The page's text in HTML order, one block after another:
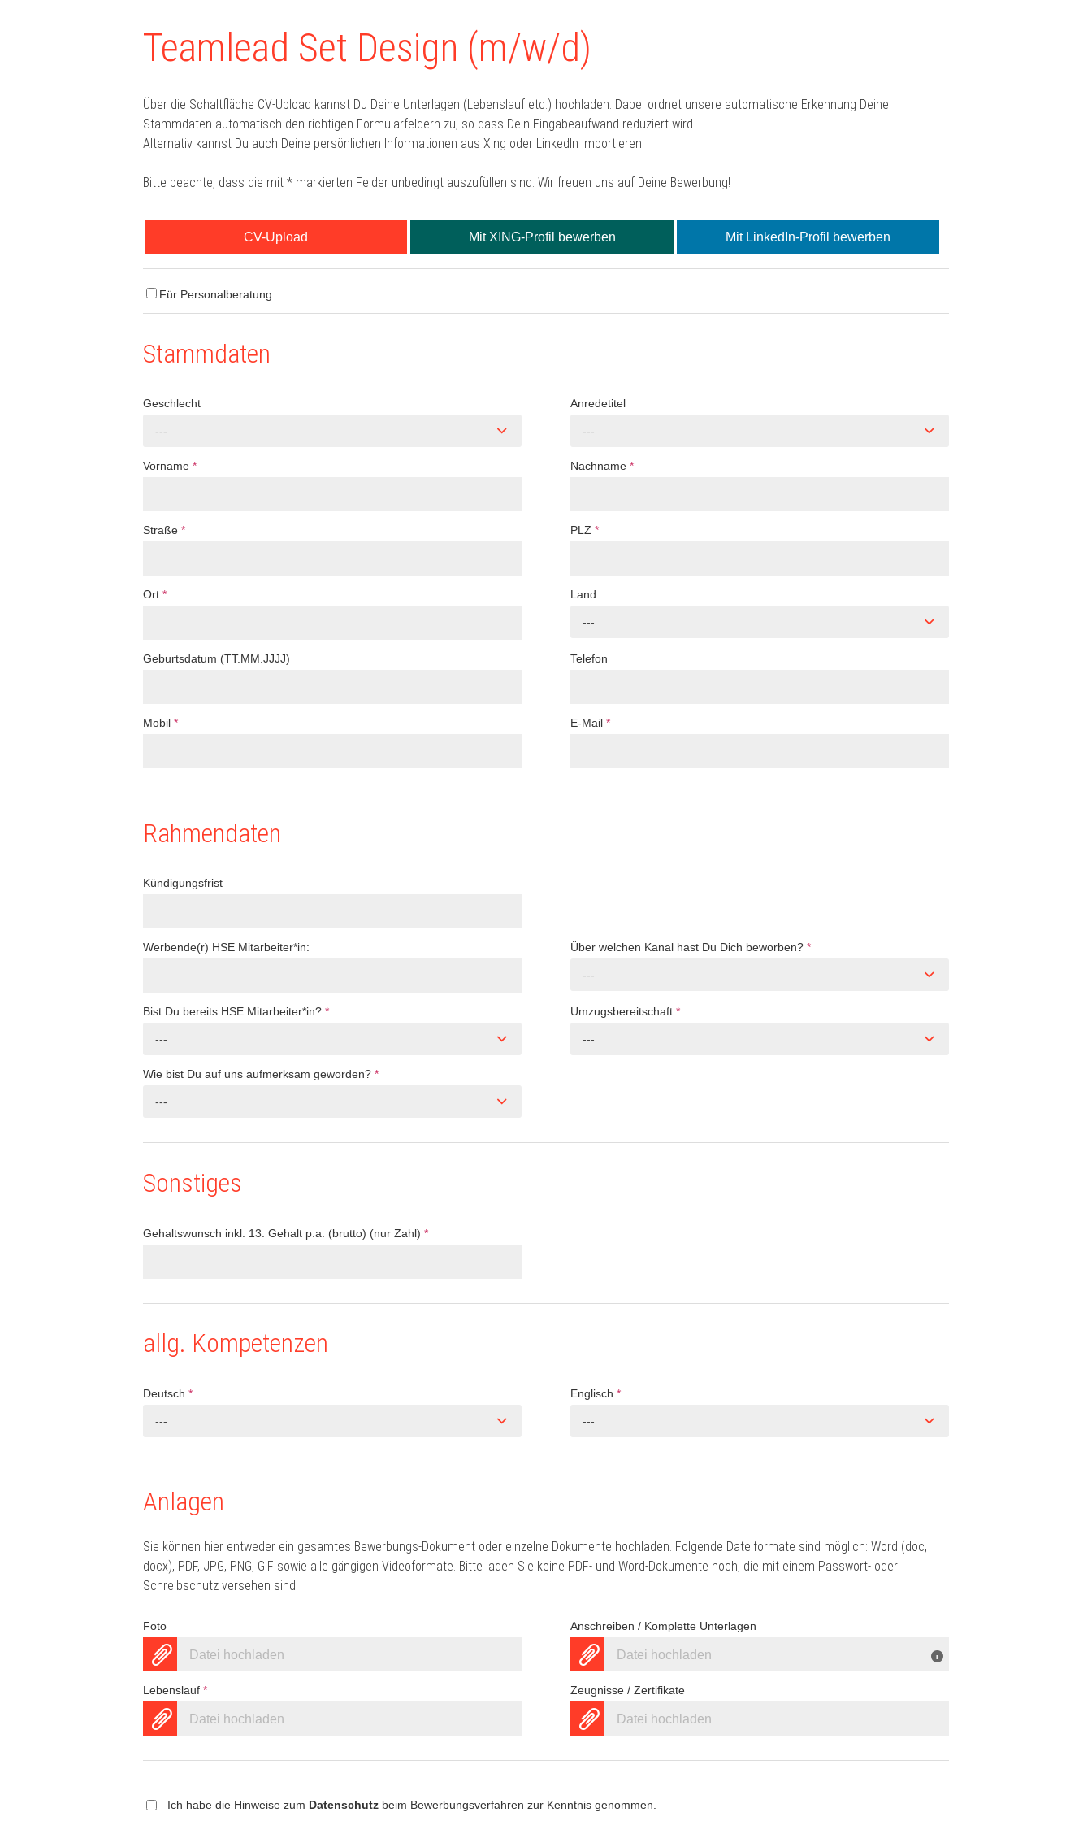
Teamlead Set Design (m/w/d)
Über die Schaltfläche CV-Upload kannst Du Deine Unterlagen (Lebenslauf etc.) hochladen. Dabei ordnet unsere automatische Erkennung Deine
Stammdaten automatisch den richtigen Formularfeldern zu, so dass Dein Eingabeaufwand reduziert wird.
Alternativ kannst Du auch Deine persönlichen Informationen aus Xing oder LinkedIn importieren.
Bitte beachte, dass die mit * markierten Felder unbedingt auszufüllen sind. Wir freuen uns auf Deine Bewerbung!
CV-Upload Mit XING-Profil bewerben Mit LinkedIn-Profil bewerben
Für Personalberatung
Stammdaten
Geschlecht
---
Anredetitel
---
Vorname * Nachname *
Straße * PLZ *
Ort * Land
---
Geburtsdatum (TT.MM.JJJJ) Telefon
Mobil * E-Mail *
Rahmendaten
Kündigungsfrist
Werbende(r) HSE Mitarbeiter*in: Über welchen Kanal hast Du Dich beworben? *
---
Bist Du bereits HSE Mitarbeiter*in? *
---
Umzugsbereitschaft *
---
Wie bist Du auf uns aufmerksam geworden? *
---
Sonstiges
Gehaltswunsch inkl. 13. Gehalt p.a. (brutto) (nur Zahl) *
allg. Kompetenzen
Deutsch *
---
Englisch *
---
Anlagen
Sie können hier entweder ein gesamtes Bewerbungs-Dokument oder einzelne Dokumente hochladen. Folgende Dateiformate sind möglich: Word (doc,
docx), PDF, JPG, PNG, GIF sowie alle gängigen Videoformate. Bitte laden Sie keine PDF- und Word-Dokumente hoch, die mit einem Passwort- oder
Schreibschutz versehen sind.
Foto
Datei hochladen
Anschreiben / Komplette Unterlagen
Datei hochladen
Lebenslauf *
Datei hochladen
Zeugnisse / Zertifikate
Datei hochladen
Ich habe die Hinweise zum Datenschutz beim Bewerbungsverfahren zur Kenntnis genommen.